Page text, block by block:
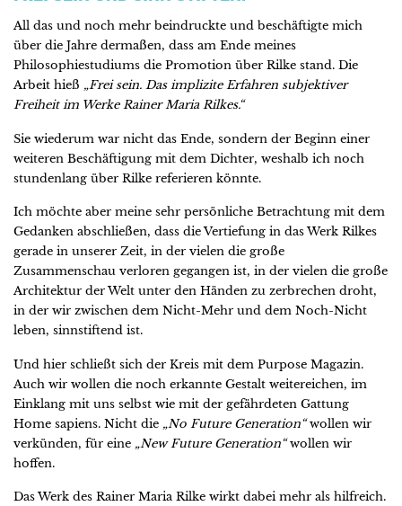
All das und noch mehr beindruckte und beschäftigte mich
über die Jahre dermaßen, dass am Ende meines
Philosophiestudiums die Promotion über Rilke stand. Die
Arbeit hieß „Frei sein. Das implizite Erfahren subjektiver
Freiheit im Werke Rainer Maria Rilkes.“
Sie wiederum war nicht das Ende, sondern der Beginn einer
weiteren Beschäftigung mit dem Dichter, weshalb ich noch
stundenlang über Rilke referieren könnte.
Ich möchte aber meine sehr persönliche Betrachtung mit dem
Gedanken abschließen, dass die Vertiefung in das Werk Rilkes
gerade in unserer Zeit, in der vielen die große
Zusammenschau verloren gegangen ist, in der vielen die große
Architektur der Welt unter den Händen zu zerbrechen droht,
in der wir zwischen dem Nicht-Mehr und dem Noch-Nicht
leben, sinnstiftend ist.
Und hier schließt sich der Kreis mit dem Purpose Magazin.
Auch wir wollen die noch erkannte Gestalt weitereichen, im
Einklang mit uns selbst wie mit der gefährdeten Gattung
Home sapiens. Nicht die „No Future Generation“wollen wir
verkünden, für eine „New Future Generation“wollen wir
hoffen.
Das Werk des Rainer Maria Rilke wirkt dabei mehr als hilfreich.